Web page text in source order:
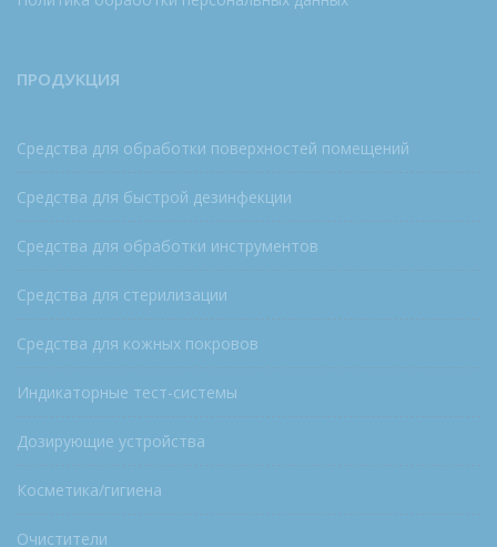
ПРОДУКЦИЯ
Средства для обработки поверхностей помещений
Средства для быстрой дезинфекции
Средства для обработки инструментов
Средства для стерилизации
Средства для кожных покровов
Индикаторные тест-системы
Дозирующие устройства
Косметика/гигиена
Очистители